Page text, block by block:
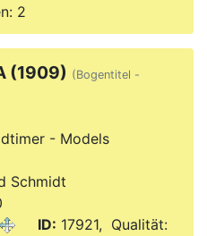
2
(1909) (Bogentitel -
- Models
Schmidt
ID: 17921, Qualität: